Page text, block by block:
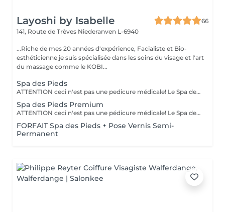
Layoshi by Isabelle
66
141, Route de Trèves Niederanven L-6940
...Riche de mes 20 années d'expérience, Facialiste et Bio-
esthéticienne je suis spécialisée dans les soins du visage et l'art
du massage comme le KOBI...
Spa des Pieds
ATTENTION ceci n'est pas une pedicure médicale! Le Spa des pieds est un soin des pieds : - bain des pieds au sel, - coupe et limage des ongles, - pousse et coupe des cuticules, - rapage des talons à la spatule, - un gommage et l'application d'une crème nourrissante.
Spa des Pieds Premium
ATTENTION ceci n'est pas une pédicure médicale! Le Spa des pieds est un soin des pieds avec: - bain des pieds au sel, - coupe et limage des ongles, - pousse et coupe des cuticules, - rapage des talons à la spatule, - un gommage, - la pose d'un masque/chausson et un massage des pieds.
FORFAIT Spa des Pieds + Pose Vernis Semi-
Permanent